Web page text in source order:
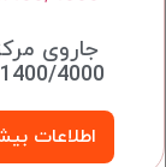
جاروی
4000
اطلاعات